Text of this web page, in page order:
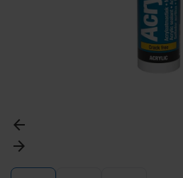
arrow_back
arrow_forward